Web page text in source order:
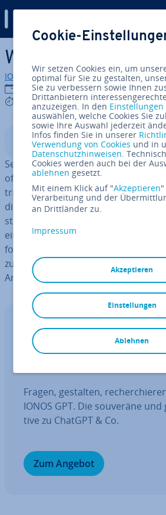
Zum Haupt­in­halt springen
Windows 11
IONOS Redaktion
09.08.2023
9 mins
In­halts­ver­zeich­nis
Seit Oktober 2021ist die finale
offiziell verfügbar. Wie bei
triebs­sys­tems hat Ent­wick­ler
die neue Edition schritt­wei­se zum
stellt, wobei das Windows-11-
einen konkreten
fol­gen­den Artikel finden Sie alle
zu der neuen Sys­tem­soft­ware
Anleitung zur In­stal­la­ti­on.
IONOS GPT
Ihr sou­ve­rä­ner KI
Fragen, gestalten,
IONOS GPT. Die souveräne
ti­ve zu ChatGPT & Co.
Zum Angebot
Cookie-
Wir setzen Cookies ein, um
optimal für Sie zu gestalten,
Sie zu verbessern sowie Ihnen
Drittanbietern
anzuzeigen. In den Einstellungen
auswählen, welche Cookies Sie
sowie Ihre Auswahl jederzeit
Infos finden Sie in unserer
Verwendung von Cookies und in
Datenschutzhinweisen.
Cookies werden auch bei der
ablehnen gesetzt.
Mit einem Klick auf "Akzeptieren
Verarbeitung und der
an Drittländer zu.
Impressum
Akzeptieren
Ablehnen
Einstellungen